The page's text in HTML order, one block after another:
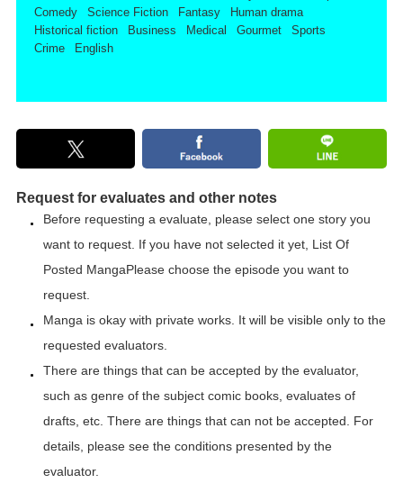
Comedy
Science Fiction Fantasy
Human drama
Historical fiction
Business Medical Gourmet
Sports
Crime
English
Request for evaluates and other notes
Before requesting a evaluate, please select one story you
want to request. If you have not selected it yet, List Of
Posted MangaPlease choose the episode you want to
request.
Manga is okay with private works. It will be visible only to the
requested evaluators.
There are things that can be accepted by the evaluator,
such as genre of the subject comic books, evaluates of
drafts, etc. There are things that can not be accepted. For
details, please see the conditions presented by the
evaluator.